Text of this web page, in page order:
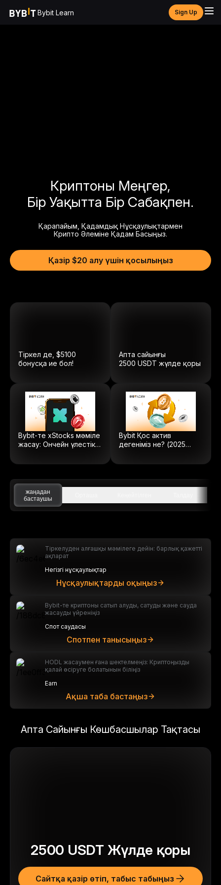
Bybit Learn Sign Up
Криптоны Меңгер,
Бір Уақытта Бір Сабақпен.
Қарапайым, Қадамдық Нұсқаулықтармен
Крипто Әлеміне Қадам Басыңыз.
Қазір $20 алу үшін қосылыңыз
Тіркел де, $5100
бонусқа ие бол!
Апта сайынғы
2500 USDT жүлде қоры
Bybit-те xStocks мәміле
жасау: Ончейн үлестік
Bybit Қос актив
дегеніміз не? (2025
жаңадан
бастаушы
Тіркелуден алғашқы мәмілеге дейін: барлық қажетті
ақпарат
Негізгі нұсқаулықтар
Нұсқаулықтарды оқыңыз
Bybit-те криптоны сатып алуды, сатуды және сауда
жасауды үйреніңіз
Спот саудасы
Спотпен танысыңыз
HODL жасаумен ғана шектелмеңіз: Криптоңызды
қалай өсіруге болатынын біліңіз
Earn
Ақша таба бастаңыз
Апта Сайынғы Көшбасшылар Тақтасы
2500 USDT Жүлде қоры
Сайтқа қазір өтіп, табыс табыңыз